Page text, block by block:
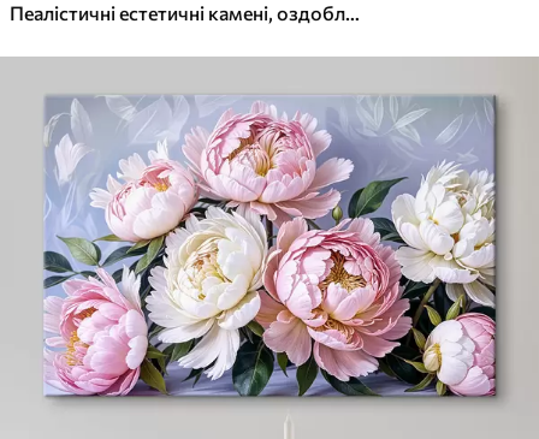
Пеалістичні естетичні камені, оздоблення будинку, природне освітлення